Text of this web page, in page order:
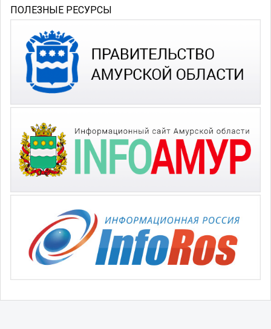
ПОЛЕЗНЫЕ РЕСУРСЫ